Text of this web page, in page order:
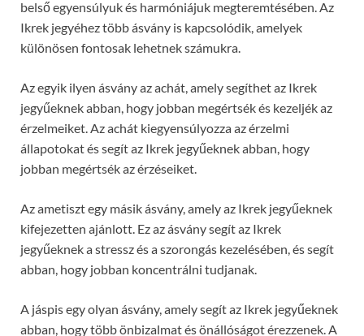
belső egyensúlyuk és harmóniájuk megteremtésében. Az
Ikrek jegyéhez több ásvány is kapcsolódik, amelyek
különösen fontosak lehetnek számukra.
Az egyik ilyen ásvány az achát, amely segíthet az Ikrek
jegyűeknek abban, hogy jobban megértsék és kezeljék az
érzelmeiket. Az achát kiegyensúlyozza az érzelmi
állapotokat és segít az Ikrek jegyűeknek abban, hogy
jobban megértsék az érzéseiket.
Az ametiszt egy másik ásvány, amely az Ikrek jegyűeknek
kifejezetten ajánlott. Ez az ásvány segít az Ikrek
jegyűeknek a stressz és a szorongás kezelésében, és segít
abban, hogy jobban koncentrálni tudjanak.
A jáspis egy olyan ásvány, amely segít az Ikrek jegyűeknek
abban, hogy több önbizalmat és önállóságot érezzenek. A